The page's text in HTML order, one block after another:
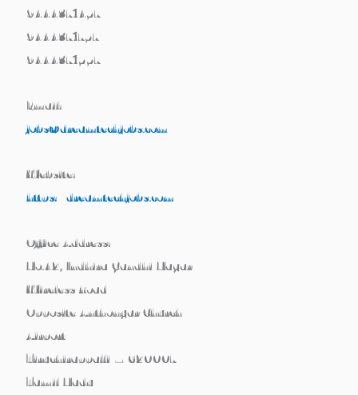
9444371457
9444371757
9444371557
Email:
jobs@dreamtechjobs.com
Website:
https://dreamtechjobs.com
Office Address:
No.42, Indhira Gandhi Nagar
Wireless Road
Opposite Anthonyar Church
Airport
Tiruchirappalli – 620007
Tamil Nadu